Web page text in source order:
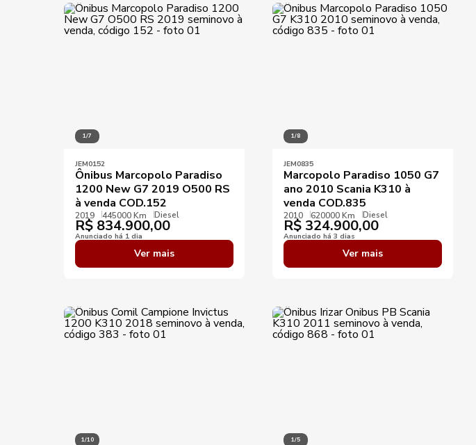
KM mínimo Ano mínimo Ano máximo
1/7
JEM0152
Ônibus Marcopolo Paradiso
1200 New G7 2019 O500 RS
à venda COD.152
2019 445000 Km Diesel
R$ 834.900,00
Anunciado há 1 dia
Ver mais
1/8
JEM0835
Marcopolo Paradiso 1050 G7
ano 2010 Scania K310 à
venda COD.835
2010 620000 Km Diesel
R$ 324.900,00
Anunciado há 3 dias
Ver mais
1/10 1/5